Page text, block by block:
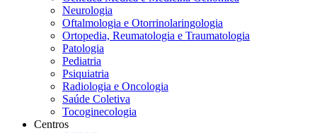
Neurologia
Oftalmologia e Otorrinolaringologia
Ortopedia, Reumatologia e Traumatologia
Patologia
Pediatria
Psiquiatria
Radiologia e Oncologia
Saúde Coletiva
Tocoginecologia
Centros